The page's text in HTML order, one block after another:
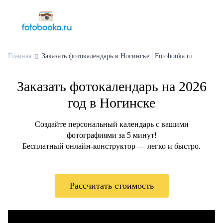
Главная Заказать фотокалендарь в Ногинске | Fotobooka.ru
Заказать фотокалендарь на 2026
год в Ногинске
Создайте персональный календарь с вашими
фотографиями за 5 минут!
Бесплатный онлайн-конструктор — легко и быстро.
Рассчитать стоимость